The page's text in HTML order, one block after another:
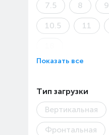
7.5 8 9
10.5 11
Показать все
Тип загрузки
Вертикальная
Фронтальная